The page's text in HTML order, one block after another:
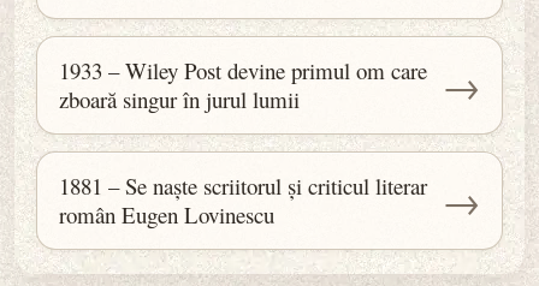
1933 – Wiley Post devine primul om care
zboară singur în jurul lumii
→
1881 – Se naște scriitorul și criticul literar
român Eugen Lovinescu
→